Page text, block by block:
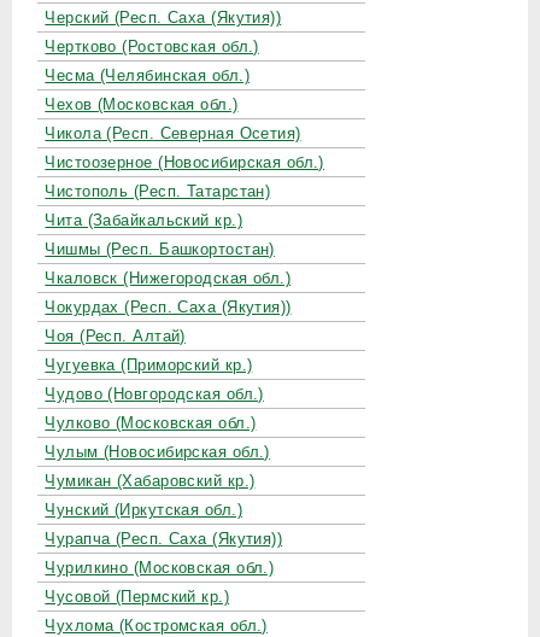
Черский (Респ. Саха (Якутия))
Чертково (Ростовская обл.)
Чесма (Челябинская обл.)
Чехов (Московская обл.)
Чикола (Респ. Северная Осетия)
Чистоозерное (Новосибирская обл.)
Чистополь (Респ. Татарстан)
Чита (Забайкальский кр.)
Чишмы (Респ. Башкортостан)
Чкаловск (Нижегородская обл.)
Чокурдах (Респ. Саха (Якутия))
Чоя (Респ. Алтай)
Чугуевка (Приморский кр.)
Чудово (Новгородская обл.)
Чулково (Московская обл.)
Чулым (Новосибирская обл.)
Чумикан (Хабаровский кр.)
Чунский (Иркутская обл.)
Чурапча (Респ. Саха (Якутия))
Чурилкино (Московская обл.)
Чусовой (Пермский кр.)
Чухлома (Костромская обл.)